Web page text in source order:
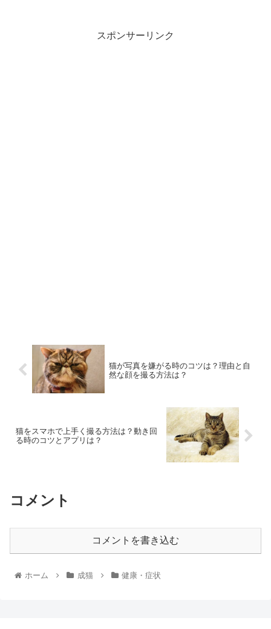
スポンサーリンク
猫が写真を嫌がる時のコツは？理由と自
然な顔を撮る方法は？
猫をスマホで上手く撮る方法は？動き回
る時のコツとアプリは？
コメント
コメントを書き込む
ホーム 成猫 健康・症状